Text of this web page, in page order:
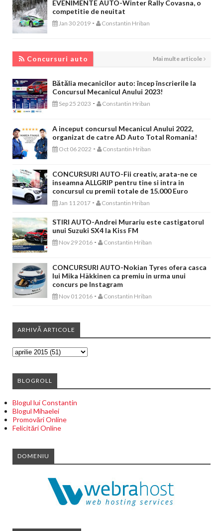
EVENIMENTE AUTO-Winter Rally Covasna, o
competitie de neuitat
Jan 30 2019 - Constantin Hriban
Concursuri auto Mai multe articole
Bătălia mecanicilor auto: încep înscrierile la
Concursul Mecanicul Anului 2023!
Sep 25 2023 - Constantin Hriban
A inceput concursul Mecanicul Anului 2022,
organizat de catre AD Auto Total Romania!
Oct 06 2022 - Constantin Hriban
CONCURSURI AUTO-Fii creativ, arata-ne ce
inseamna ALLGRIP pentru tine si intra in
concursul cu premii totale de 15.000 Euro
Jan 11 2017 - Constantin Hriban
STIRI AUTO-Andrei Murariu este castigatorul
unui Suzuki SX4 la Kiss FM
Nov 29 2016 - Constantin Hriban
CONCURSURI AUTO-Nokian Tyres ofera casca
lui Mika Häkkinen ca premiu in urma unui
concurs pe Instagram
Nov 01 2016 - Constantin Hriban
ARHIVĂ ARTICOLE
BLOGROLL
Blogul lui Constantin
Blogul Mihaelei
Promovări Online
Felicitări Online
DOMENIU